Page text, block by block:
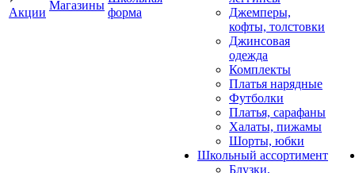
Акции
Магазины
форма
Джемперы,
кофты, толстовки
Джинсовая
одежда
Комплекты
Платья нарядные
Футболки
Платья, сарафаны
Халаты, пижамы
Шорты, юбки
Школьный ассортимент
Блузки,